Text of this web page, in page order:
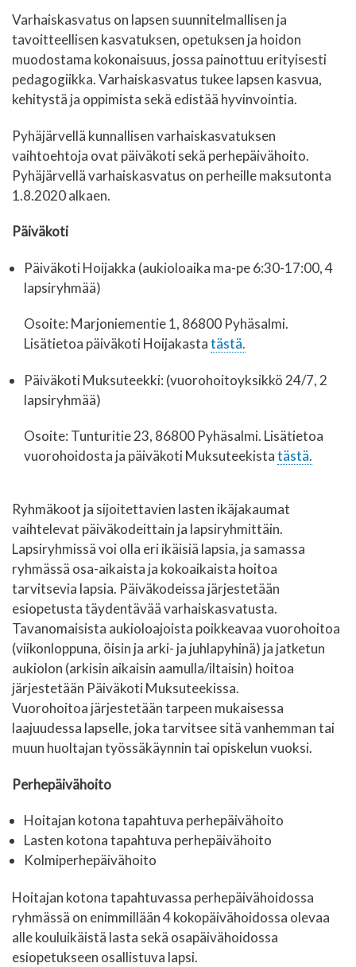
Varhaiskasvatus on lapsen suunnitelmallisen ja
tavoitteellisen kasvatuksen, opetuksen ja hoidon
muodostama kokonaisuus, jossa painottuu erityisesti
pedagogiikka. Varhaiskasvatus tukee lapsen kasvua,
kehitystä ja oppimista sekä edistää hyvinvointia.
Pyhäjärvellä kunnallisen varhaiskasvatuksen
vaihtoehtoja ovat päiväkoti sekä perhepäivähoito.
Pyhäjärvellä varhaiskasvatus on perheille maksutonta
1.8.2020 alkaen.
Päiväkoti
Päiväkoti Hoijakka (aukioloaika ma-pe 6:30-17:00, 4
lapsiryhmää)
Osoite: Marjoniementie 1, 86800 Pyhäsalmi.
Lisätietoa päiväkoti Hoijakastatästä.
Päiväkoti Muksuteekki: (vuorohoitoyksikkö 24/7, 2
lapsiryhmää)
Osoite: Tunturitie 23, 86800 Pyhäsalmi. Lisätietoa
vuorohoidosta ja päiväkoti Muksuteekistatästä.
Ryhmäkoot ja sijoitettavien lasten ikäjakaumat
vaihtelevat päiväkodeittain ja lapsiryhmittäin.
Lapsiryhmissä voi olla eri ikäisiä lapsia, ja samassa
ryhmässä osa-aikaista ja kokoaikaista hoitoa
tarvitsevia lapsia. Päiväkodeissa järjestetään
esiopetusta täydentävää varhaiskasvatusta.
Tavanomaisista aukioloajoista poikkeavaa vuorohoitoa
(viikonloppuna, öisin ja arki- ja juhlapyhinä) ja jatketun
aukiolon (arkisin aikaisin aamulla/iltaisin) hoitoa
järjestetään Päiväkoti Muksuteekissa.
Vuorohoitoa järjestetään tarpeen mukaisessa
laajuudessa lapselle, joka tarvitsee sitä vanhemman tai
muun huoltajan työssäkäynnin tai opiskelun vuoksi.
Perhepäivähoito
Hoitajan kotona tapahtuva perhepäivähoito
Lasten kotona tapahtuva perhepäivähoito
Kolmiperhepäivähoito
Hoitajan kotona tapahtuvassa perhepäivähoidossa
ryhmässä on enimmillään 4 kokopäivähoidossa olevaa
alle kouluikäistä lasta sekä osapäivähoidossa
esiopetukseen osallistuva lapsi.